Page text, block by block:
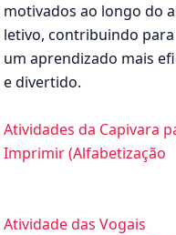
motivados ao longo do
letivo, contribuindo para
um aprendizado mais
e divertido.
Atividades da Capivara
Imprimir (Alfabetização
Atividade das Vogais